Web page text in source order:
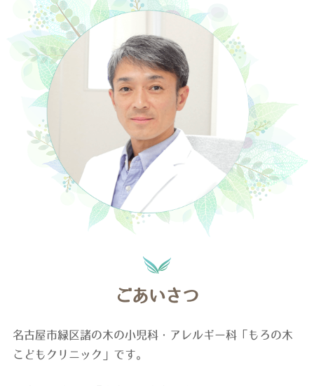
ごあいさつ
名古屋市緑区諸の木の小児科・アレルギー科「もろの木
こどもクリニック」です。